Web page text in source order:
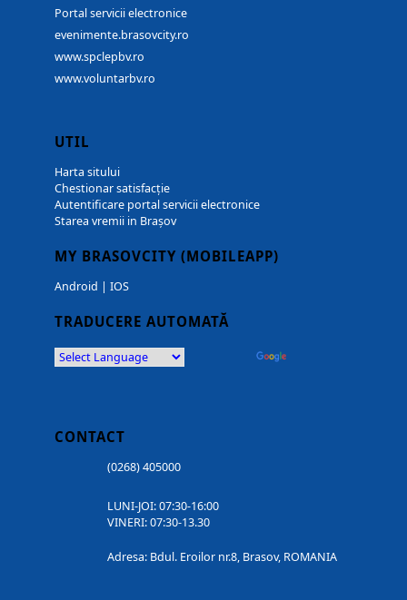
Portal servicii electronice
evenimente.brasovcity.ro
www.spclepbv.ro
www.voluntarbv.ro
UTIL
Harta sitului
Chestionar satisfacție
Autentificare portal servicii electronice
Starea vremii in Brașov
MY BRASOVCITY (MOBILEAPP)
Android | IOS
TRADUCERE AUTOMATĂ
CONTACT
(0268) 405000
LUNI-JOI: 07:30-16:00
VINERI: 07:30-13.30
Adresa: Bdul. Eroilor nr.8, Brasov, ROMANIA